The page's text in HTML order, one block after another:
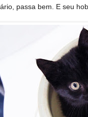
passa bem. E seu